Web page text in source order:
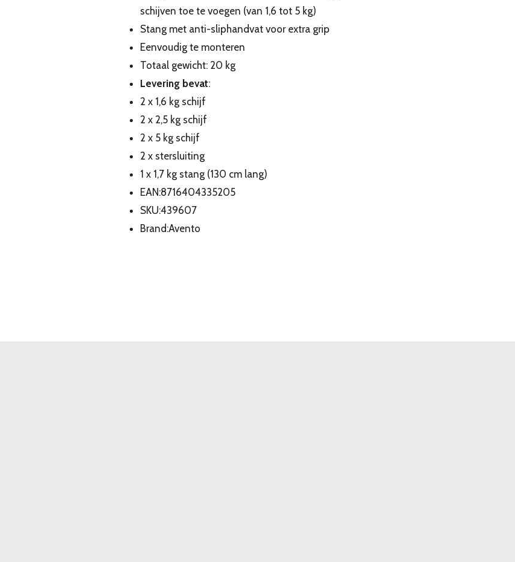
schijven toe te voegen (van 1,6 tot 5 kg)
Stang met anti-sliphandvat voor extra grip
Eenvoudig te monteren
Totaal gewicht: 20 kg
Levering bevat:
2 x 1,6 kg schijf
2 x 2,5 kg schijf
2 x 5 kg schijf
2 x stersluiting
1 x 1,7 kg stang (130 cm lang)
EAN:8716404335205
SKU:439607
Brand:Avento